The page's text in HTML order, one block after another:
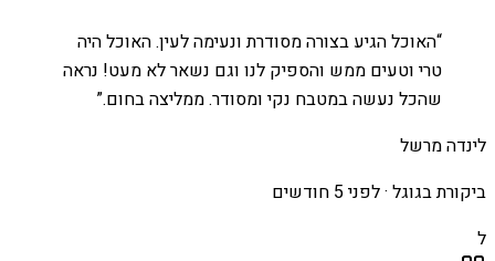
“האוכל הגיע בצורה מסודרת ונעימה לעין. האוכל היה
טרי וטעים ממש והספיק לנו וגם נשאר לא מעט! נראה
שהכל נעשה במטבח נקי ומסודר. ממליצה בחום.”
לינדה מרשל
ביקורת בגוגל ·לפני 5 חודשים
ל